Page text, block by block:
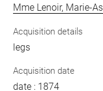
Mme Lenoir, Marie-
Acquisition details
legs
Acquisition date
date : 1874